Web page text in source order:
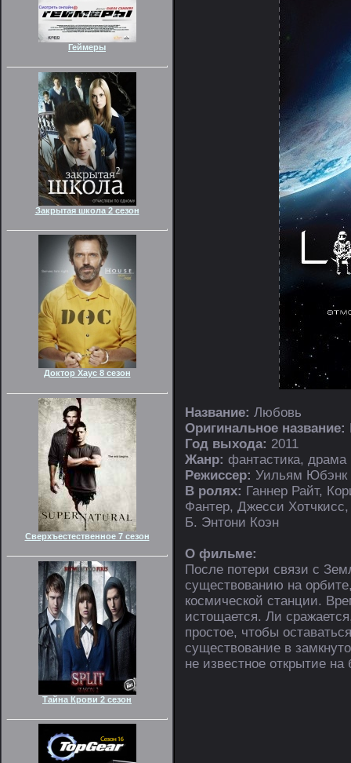
Геймеры
Закрытая школа 2 сезон
Доктор Хаус 8 сезон
Сверхъестественное 7 сезон
Тайна Крови 2 сезон
Название: Любовь
Оригинальное название:
Год выхода: 2011
Жанр: фантастика, драма
Режиссер: Уильям Юбэнк
В ролях: Ганнер Райт,
Фантер, Джесси
Б. Энтони Коэн
О фильме:
После потери связи с
существованию на
космической станции.
истощается. Ли
простое, чтобы
существование в
не известное открытие